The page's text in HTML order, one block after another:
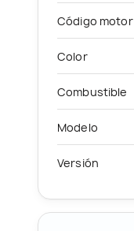
Código motor
Color
Combustible
Modelo
Versión